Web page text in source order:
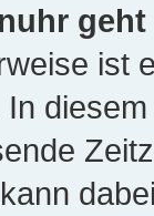
ist